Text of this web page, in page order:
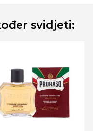
svidjeti: